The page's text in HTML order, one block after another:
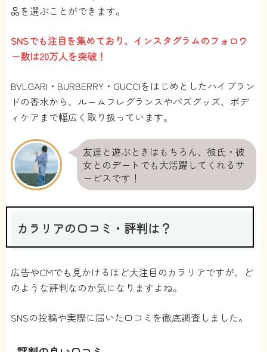
品を選ぶことができます。
SNSでも注目を集めており、インスタグラムのフォロワ
ー数は20万人を突破！
BVLGARI・BURBERRY・GUCCIをはじめとしたハイブラン
ドの香水から、ルームフレグランスやバズグッズ、ボデ
ィケアまで幅広く取り扱っています。
友達と遊ぶときはもちろん、彼氏・彼
女とのデートでも大活躍してくれるサ
ービスです！
カラリアの口コミ・評判は？
広告やCMでも見かけるほど大注目のカラリアですが、ど
のような評判なのか気になりますよね。
SNSの投稿や実際に届いた口コミを徹底調査しました。